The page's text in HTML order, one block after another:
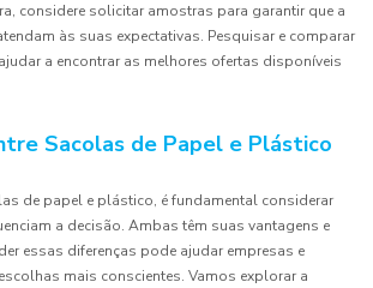
considere solicitar amostras para garantir que a
às suas expectativas. Pesquisar e comparar
a encontrar as melhores ofertas disponíveis
Sacolas de Papel e Plástico
de papel e plástico, é fundamental considerar
a decisão. Ambas têm suas vantagens e
essas diferenças pode ajudar empresas e
mais conscientes. Vamos explorar a